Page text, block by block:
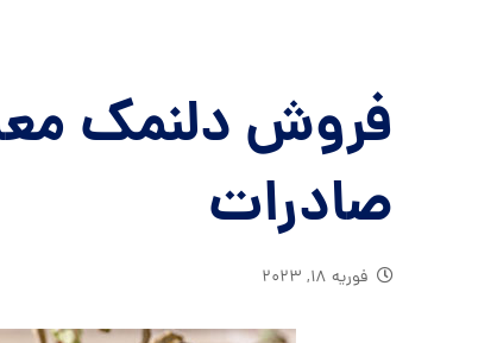
فروش دلنمک
صادرات
فوریه ۱۸, ۲۰۲۳